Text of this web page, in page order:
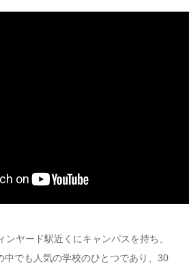
ンヤード駅近くにキャンパスを持ち、
中でも人気の学校のひとつであり、30